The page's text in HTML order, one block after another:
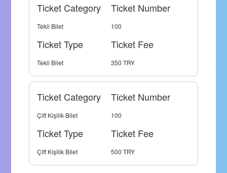
Ticket Category Ticket Number
Tekli Bilet 100
Ticket Type Ticket Fee
Tekli Bilet 350 TRY
Ticket Category Ticket Number
Çift Kişilik Bilet 100
Ticket Type Ticket Fee
Çift Kişilik Bilet 500 TRY